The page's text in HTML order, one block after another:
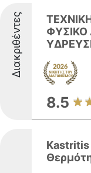
Διακριθέντες
8.5
Kastritis